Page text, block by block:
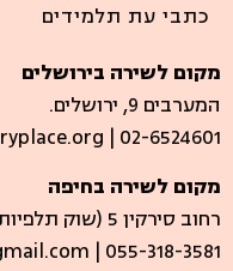
כתבי עת תלמידים
מקום לשירה בירושלים
המערבים 9, ירושלים.
| 02-6524601
מקום לשירה בחיפה
רחוב סירקין 5 (שוק תלפיות)​
| ​055-318-3581